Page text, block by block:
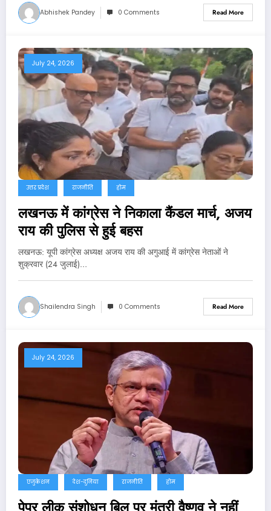
Abhishek Pandey 0 Comments Read More
July 24, 2026
उत्तर प्रदेश राजनीति होम
लखनऊ में कांग्रेस ने निकाला कैंडल मार्च, अजय
राय की पुलिस से हुई बहस
लखनऊ: यूपी कांग्रेस अध्यक्ष अजय राय की अगुआई में कांग्रेस नेताओं ने
शुक्रवार (24 जुलाई)…
Shailendra Singh 0 Comments Read More
July 24, 2026
एजुकेशन देश-दुनिया राजनीति होम